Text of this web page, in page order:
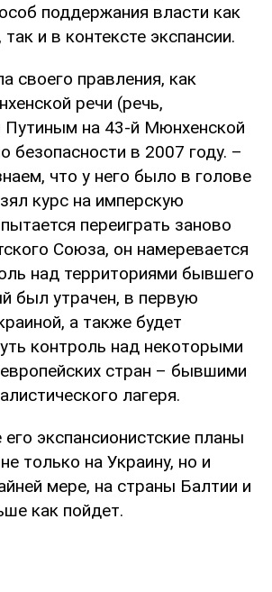
поддержания власти как
и в контексте экспансии.
своего правления, как
речи (речь,
Путиным на 43-й Мюнхенской
безопасности в 2007 году. –
что у него было в голове
курс на имперскую
переиграть заново
Союза, он намеревается
над территориями бывшего
был утрачен, в первую
а также будет
контроль над некоторыми
стран – бывшими
лагеря.
экспансионистские планы
только на Украину, но и
мере, на страны Балтии и
как пойдет.